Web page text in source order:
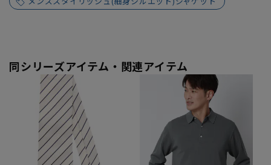
同シリーズアイテム・関連アイテム